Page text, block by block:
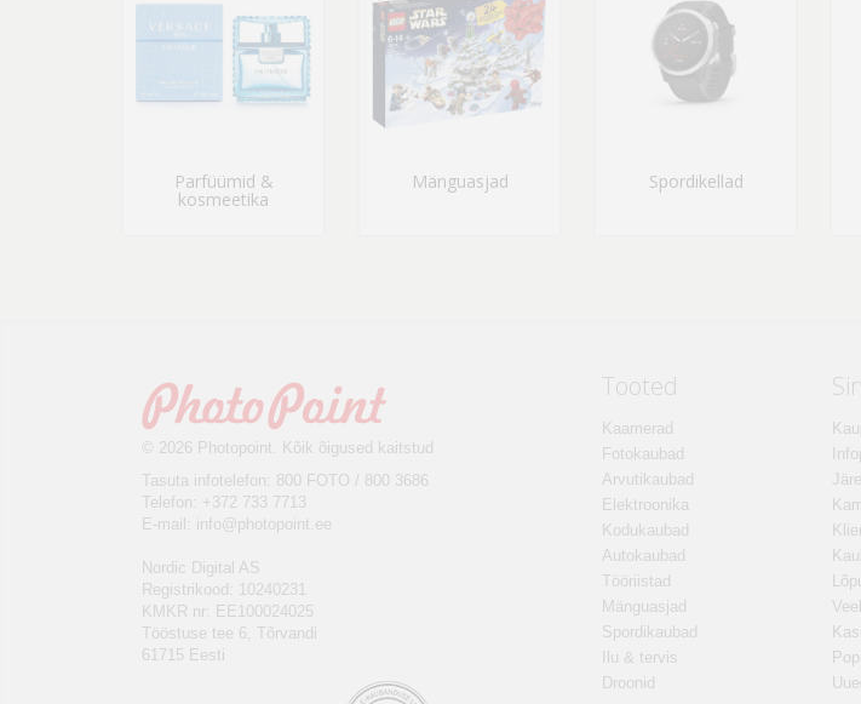
Parfüümid &
kosmeetika
Mänguasjad Spordikellad
© 2026 Photopoint. Kõik õigused kaitstud
Tasuta infotelefon: 800 FOTO / 800 3686
Telefon: +372 733 7713
E-mail: info@photopoint.ee
Nordic Digital AS
Registrikood: 10240231
KMKR nr: EE100024025
Tööstuse tee 6, Tõrvandi
61715 Eesti
Tooted
Kaamerad
Fotokaubad
Arvutikaubad
Elektroonika
Kodukaubad
Autokaubad
Tööriistad
Mänguasjad
Spordikaubad
Ilu & tervis
Droonid